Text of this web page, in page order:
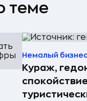
теме
Немалый
Кураж,